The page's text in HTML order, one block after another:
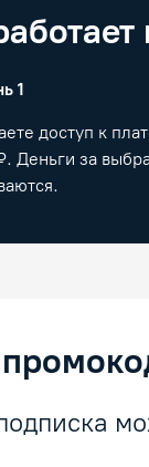
1
доступ к
Деньги за